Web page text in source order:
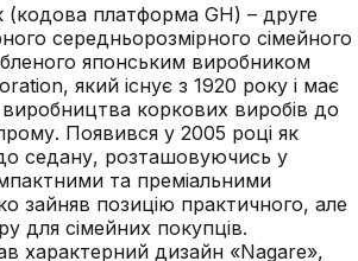
(кодова платформа GH) – друге
середньорозмірного сімейного
японським виробником
який існує з 1920 року і має
виробництва коркових виробів до
Появився у 2005 році як
седану, розташовуючись у
та преміальними
зайняв позицію практичного, але
для сімейних покупців.
характерний дизайн «Nagare»,